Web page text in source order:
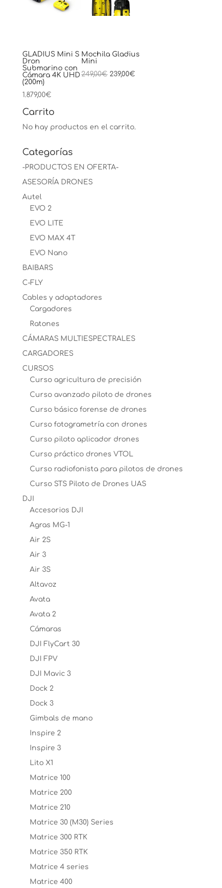
GLADIUS Mini S
Dron
Submarino con
Cámara 4K UHD
(200m)
1.879,00€
Mochila Gladius
Mini
249,00€ El
239,00€
Carrito
No hay productos en el carrito.
Categorías
-PRODUCTOS EN OFERTA-
ASESORÍA DRONES
Autel
EVO 2
EVO LITE
EVO MAX 4T
EVO Nano
BAIBARS
C-FLY
Cables y adaptadores
Cargadores
Ratones
CÁMARAS MULTIESPECTRALES
CARGADORES
CURSOS
Curso agricultura de precisión
Curso avanzado piloto de drones
Curso básico forense de drones
Curso fotogrametría con drones
Curso piloto aplicador drones
Curso práctico drones VTOL
Curso radiofonista para pilotos de drones
Curso STS Piloto de Drones UAS
DJI
Accesorios DJI
Agras MG-1
Air 2S
Air 3
Air 3S
Altavoz
Avata
Avata 2
Cámaras
DJI FlyCart 30
DJI FPV
DJI Mavic 3
Dock 2
Dock 3
Gimbals de mano
Inspire 2
Inspire 3
Lito X1
Matrice 100
Matrice 200
Matrice 210
Matrice 30 (M30) Series
Matrice 300 RTK
Matrice 350 RTK
Matrice 4 series
Matrice 400